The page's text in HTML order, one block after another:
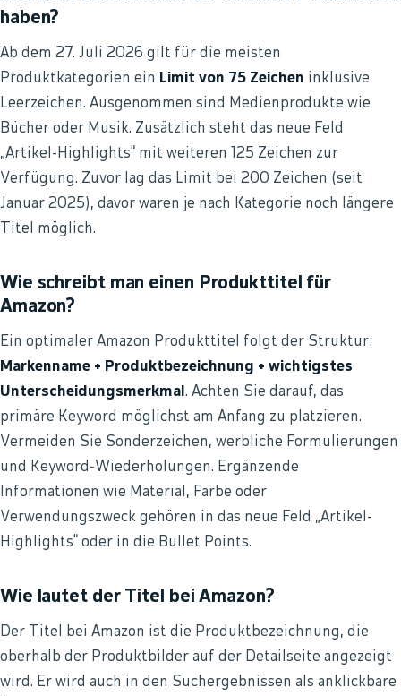
haben?
Ab dem 27. Juli 2026 gilt für die meisten
Produktkategorien ein Limit von 75 Zeichen inklusive
Leerzeichen. Ausgenommen sind Medienprodukte wie
Bücher oder Musik. Zusätzlich steht das neue Feld
„Artikel-Highlights“ mit weiteren 125 Zeichen zur
Verfügung. Zuvor lag das Limit bei 200 Zeichen (seit
Januar 2025), davor waren je nach Kategorie noch längere
Titel möglich.
Wie schreibt man einen Produkttitel für
Amazon?
Ein optimaler Amazon Produkttitel folgt der Struktur:
Markenname + Produktbezeichnung + wichtigstes
Unterscheidungsmerkmal . Achten Sie darauf, das
primäre Keyword möglichst am Anfang zu platzieren.
Vermeiden Sie Sonderzeichen, werbliche Formulierungen
und Keyword-Wiederholungen. Ergänzende
Informationen wie Material, Farbe oder
Verwendungszweck gehören in das neue Feld „Artikel-
Highlights“ oder in die Bullet Points.
Wie lautet der Titel bei Amazon?
Der Titel bei Amazon ist die Produktbezeichnung, die
oberhalb der Produktbilder auf der Detailseite angezeigt
wird. Er wird auch in den Suchergebnissen als anklickbare